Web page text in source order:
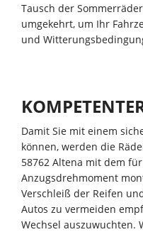
Tausch der
umgekehrt, um Ihr
und
Damit Sie mit einem
können, werden die
58762 Altena mit dem
Anzugsdrehmoment
Verschleiß der Reifen
Autos zu vermeiden
Wechsel auszuwuchten.